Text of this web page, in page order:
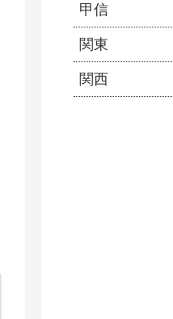
甲信
関東
関西